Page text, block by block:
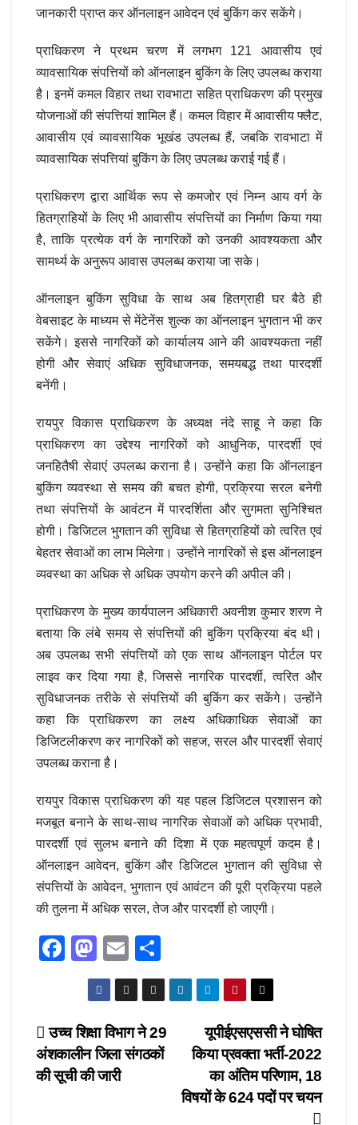
जानकारी प्राप्त कर ऑनलाइन आवेदन एवं बुकिंग कर सकेंगे।
प्राधिकरण ने प्रथम चरण में लगभग 121 आवासीय एवं
व्यावसायिक संपत्तियों को ऑनलाइन बुकिंग के लिए उपलब्ध कराया
है। इनमें कमल विहार तथा रावभाटा सहित प्राधिकरण की प्रमुख
योजनाओं की संपत्तियां शामिल हैं। कमल विहार में आवासीय फ्लैट,
आवासीय एवं व्यावसायिक भूखंड उपलब्ध हैं, जबकि रावभाटा में
व्यावसायिक संपत्तियां बुकिंग के लिए उपलब्ध कराई गई हैं।
प्राधिकरण द्वारा आर्थिक रूप से कमजोर एवं निम्न आय वर्ग के
हितग्राहियों के लिए भी आवासीय संपत्तियों का निर्माण किया गया
है, ताकि प्रत्येक वर्ग के नागरिकों को उनकी आवश्यकता और
सामर्थ्य के अनुरूप आवास उपलब्ध कराया जा सके।
ऑनलाइन बुकिंग सुविधा के साथ अब हितग्राही घर बैठे ही
वेबसाइट के माध्यम से मेंटेनेंस शुल्क का ऑनलाइन भुगतान भी कर
सकेंगे। इससे नागरिकों को कार्यालय आने की आवश्यकता नहीं
होगी और सेवाएं अधिक सुविधाजनक, समयबद्ध तथा पारदर्शी
बनेंगी।
रायपुर विकास प्राधिकरण के अध्यक्ष नंदे साहू ने कहा कि
प्राधिकरण का उद्देश्य नागरिकों को आधुनिक, पारदर्शी एवं
जनहितैषी सेवाएं उपलब्ध कराना है। उन्होंने कहा कि ऑनलाइन
बुकिंग व्यवस्था से समय की बचत होगी, प्रक्रिया सरल बनेगी
तथा संपत्तियों के आवंटन में पारदर्शिता और सुगमता सुनिश्चित
होगी। डिजिटल भुगतान की सुविधा से हितग्राहियों को त्वरित एवं
बेहतर सेवाओं का लाभ मिलेगा। उन्होंने नागरिकों से इस ऑनलाइन
व्यवस्था का अधिक से अधिक उपयोग करने की अपील की।
प्राधिकरण के मुख्य कार्यपालन अधिकारी अवनीश कुमार शरण ने
बताया कि लंबे समय से संपत्तियों की बुकिंग प्रक्रिया बंद थी।
अब उपलब्ध सभी संपत्तियों को एक साथ ऑनलाइन पोर्टल पर
लाइव कर दिया गया है, जिससे नागरिक पारदर्शी, त्वरित और
सुविधाजनक तरीके से संपत्तियों की बुकिंग कर सकेंगे। उन्होंने
कहा कि प्राधिकरण का लक्ष्य अधिकाधिक सेवाओं का
डिजिटलीकरण कर नागरिकों को सहज, सरल और पारदर्शी सेवाएं
उपलब्ध कराना है।
रायपुर विकास प्राधिकरण की यह पहल डिजिटल प्रशासन को
मजबूत बनाने के साथ-साथ नागरिक सेवाओं को अधिक प्रभावी,
पारदर्शी एवं सुलभ बनाने की दिशा में एक महत्वपूर्ण कदम है।
ऑनलाइन आवेदन, बुकिंग और डिजिटल भुगतान की सुविधा से
संपत्तियों के आवेदन, भुगतान एवं आवंटन की पूरी प्रक्रिया पहले
की तुलना में अधिक सरल, तेज और पारदर्शी हो जाएगी।
F
e
b
o
M
a
st
o
d
o
E
m
ail
h
ar
e
Post
navigation
यूपीईएसएससी ने घोषित
किया प्रवक्ता भर्ती-2022
का अंतिम परिणाम, 18
विषयों के 624 पदों पर चयन
उच्च शिक्षा विभाग ने 29
अंशकालीन जिला संगठकों
की सूची की जारी